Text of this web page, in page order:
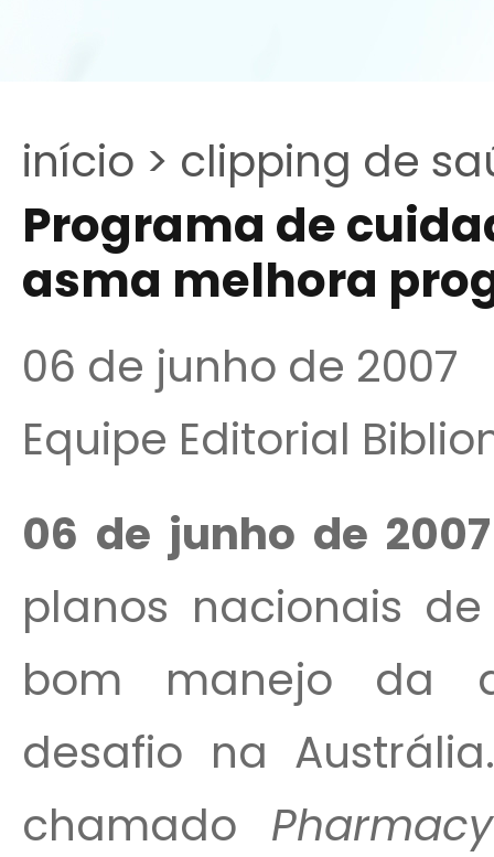
início > clipping de
Programa de
asma melhora
06 de junho de 2007
Equipe Editorial
06 de junho de
planos nacionais
bom manejo da
desafio na
chamado